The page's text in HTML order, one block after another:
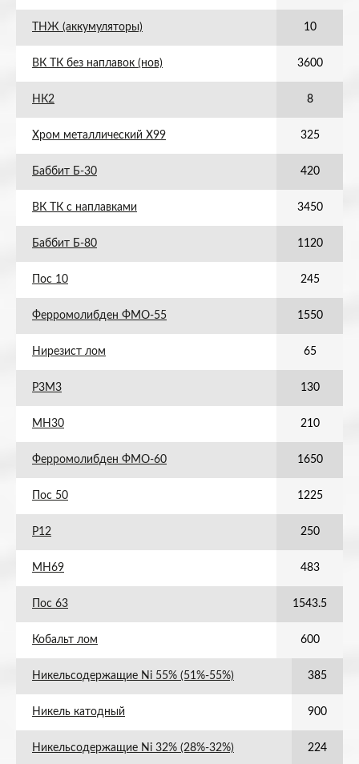
ТНЖ (аккумуляторы) 10
ВК ТК без наплавок (нов) 3600
НК2 8
Хром металлический Х99 325
Баббит Б-30 420
ВК ТК с наплавками 3450
Баббит Б-80 1120
Пос 10 245
Ферромолибден ФМО-55 1550
Нирезист лом 65
Р3М3 130
МН30 210
Ферромолибден ФМО-60 1650
Пос 50 1225
Р12 250
МН69 483
Пос 63 1543.5
Кобальт лом 600
Никельсодержащие Ni 55% (51%-55%) 385
Никель катодный 900
Никельсодержащие Ni 32% (28%-32%) 224